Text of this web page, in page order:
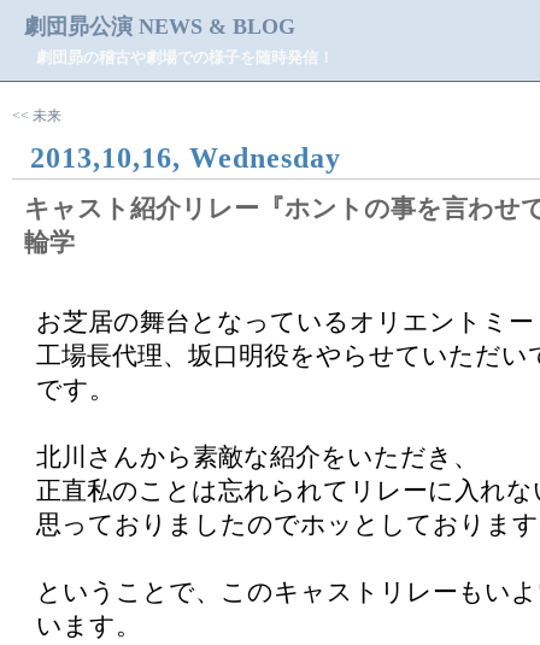
劇団昴公演 NEWS & BLOG
劇団昴の稽古や劇場での様子を随時発信！
<< 未来
2013,10,16, Wednesday
キャスト紹介リレー『ホントの事を言わせ
輪学
お芝居の舞台となっているオリエントミ
工場長代理、坂口明役をやらせていただい
です。
北川さんから素敵な紹介をいただき、
正直私のことは忘れられてリレーに入れ
思っておりましたのでホッとしておりま
ということで、このキャストリレーもい
います。